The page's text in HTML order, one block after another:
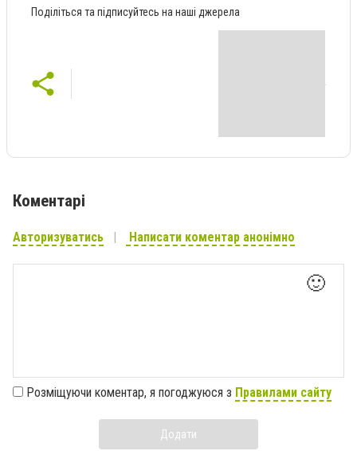
Поділіться та підписуйтесь на наші джерела
Коментарі
Авторизуватись Написати коментар анонімно
🙂
Розміщуючи коментар, я погоджуюся з Правилами сайту
Додати